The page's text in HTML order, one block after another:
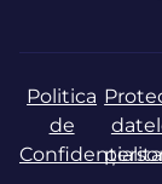
Politica
de